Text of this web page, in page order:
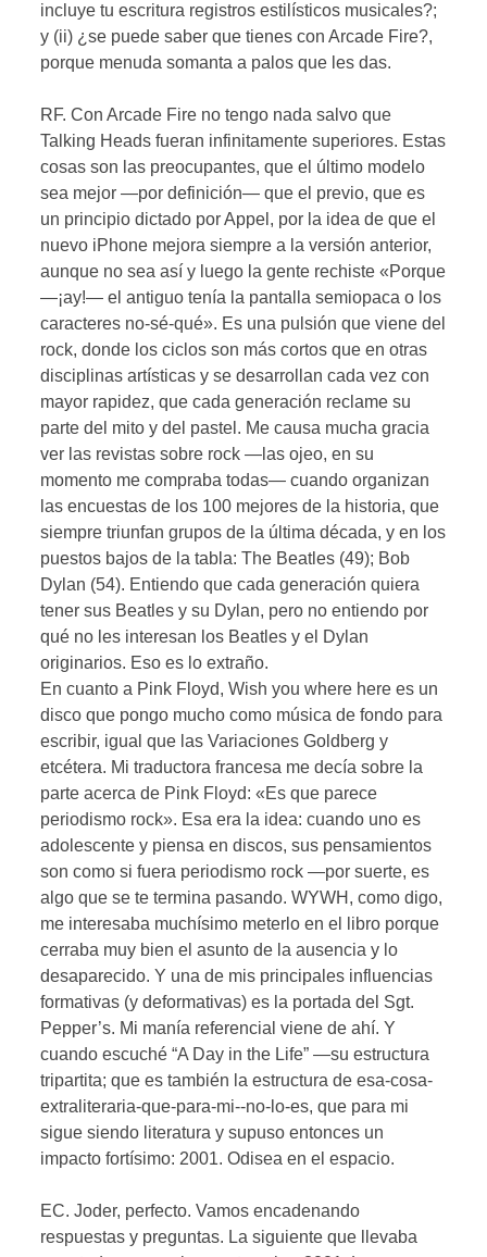
incluye tu escritura registros estilísticos musicales?;
y (ii) ¿se puede saber que tienes con Arcade Fire?,
porque menuda somanta a palos que les das.
RF. Con Arcade Fire no tengo nada salvo que
Talking Heads fueran infinitamente superiores. Estas
cosas son las preocupantes, que el último modelo
sea mejor —por definición— que el previo, que es
un principio dictado por Appel, por la idea de que el
nuevo iPhone mejora siempre a la versión anterior,
aunque no sea así y luego la gente rechiste «Porque
—¡ay!— el antiguo tenía la pantalla semiopaca o los
caracteres no-sé-qué». Es una pulsión que viene del
rock, donde los ciclos son más cortos que en otras
disciplinas artísticas y se desarrollan cada vez con
mayor rapidez, que cada generación reclame su
parte del mito y del pastel. Me causa mucha gracia
ver las revistas sobre rock —las ojeo, en su
momento me compraba todas— cuando organizan
las encuestas de los 100 mejores de la historia, que
siempre triunfan grupos de la última década, y en los
puestos bajos de la tabla: The Beatles (49); Bob
Dylan (54). Entiendo que cada generación quiera
tener sus Beatles y su Dylan, pero no entiendo por
qué no les interesan los Beatles y el Dylan
originarios. Eso es lo extraño.
En cuanto a Pink Floyd, Wish you where here es un
disco que pongo mucho como música de fondo para
escribir, igual que las Variaciones Goldberg y
etcétera. Mi traductora francesa me decía sobre la
parte acerca de Pink Floyd: «Es que parece
periodismo rock». Esa era la idea: cuando uno es
adolescente y piensa en discos, sus pensamientos
son como si fuera periodismo rock —por suerte, es
algo que se te termina pasando. WYWH, como digo,
me interesaba muchísimo meterlo en el libro porque
cerraba muy bien el asunto de la ausencia y lo
desaparecido. Y una de mis principales influencias
formativas (y deformativas) es la portada del Sgt.
Pepper’s. Mi manía referencial viene de ahí. Y
cuando escuché “A Day in the Life” —su estructura
tripartita; que es también la estructura de esa-cosa-
extraliteraria-que-para-mi--no-lo-es, que para mi
sigue siendo literatura y supuso entonces un
impacto fortísimo: 2001. Odisea en el espacio.
EC. Joder, perfecto. Vamos encadenando
respuestas y preguntas. La siguiente que llevaba